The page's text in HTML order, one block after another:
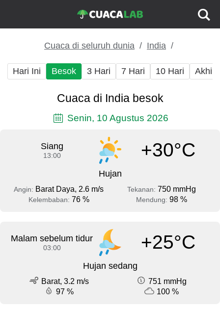
Cuaca di seluruh dunia India
Hari Ini Besok 3 Hari 7 Hari 10 Hari Akhir
Cuaca di India besok
Senin, 10 Agustus 2026
Siang
13:00 +30°C
Hujan
Angin: Barat Daya, 2.6 m/s Tekanan: 750 mmHg
Kelembaban: 76 % Mendung: 98 %
Malam sebelum tidur
03:00 +25°C
Hujan sedang
Barat, 3.2 m/s
751 mmHg
97 %
100 %